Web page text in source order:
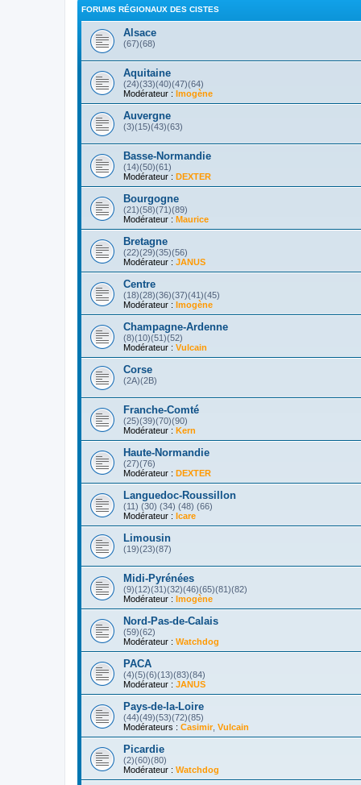
FORUMS RÉGIONAUX DES CISTES
Alsace
(67)(68)
Aquitaine
(24)(33)(40)(47)(64)
Modérateur : Imogène
Auvergne
(3)(15)(43)(63)
Basse-Normandie
(14)(50)(61)
Modérateur : DEXTER
Bourgogne
(21)(58)(71)(89)
Modérateur : Maurice
Bretagne
(22)(29)(35)(56)
Modérateur : JANUS
Centre
(18)(28)(36)(37)(41)(45)
Modérateur : Imogène
Champagne-Ardenne
(8)(10)(51)(52)
Modérateur : Vulcain
Corse
(2A)(2B)
Franche-Comté
(25)(39)(70)(90)
Modérateur : Kern
Haute-Normandie
(27)(76)
Modérateur : DEXTER
Languedoc-Roussillon
(11) (30) (34) (48) (66)
Modérateur : Icare
Limousin
(19)(23)(87)
Midi-Pyrénées
(9)(12)(31)(32)(46)(65)(81)(82)
Modérateur : Imogène
Nord-Pas-de-Calais
(59)(62)
Modérateur : Watchdog
PACA
(4)(5)(6)(13)(83)(84)
Modérateur : JANUS
Pays-de-la-Loire
(44)(49)(53)(72)(85)
Modérateurs : Casimir, Vulcain
Picardie
(2)(60)(80)
Modérateur : Watchdog